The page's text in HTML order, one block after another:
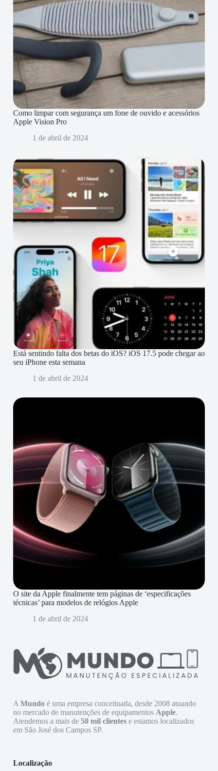
Como limpar com segurança um fone de ouvido e acessórios
Apple Vision Pro
1 de abril de 2024
Está sentindo falta dos betas do iOS? iOS 17.5 pode chegar ao
seu iPhone esta semana
1 de abril de 2024
O site da Apple finalmente tem páginas de ‘especificações
técnicas’ para modelos de relógios Apple
1 de abril de 2024
A Mundoé uma empresa conceituada, desde 2008 atuando
no mercado de manutenções de equipamentos Apple.
Atendemos a mais de 50 mil clientese estamos localizados
em São José dos Campos SP.
Localização